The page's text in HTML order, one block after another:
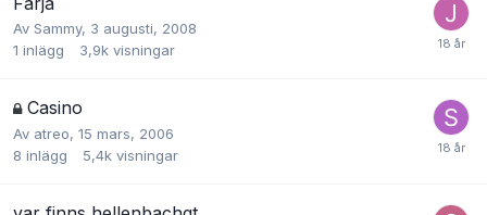
Av Sammy, 3 augusti, 2008
1 inlägg 3,9k visningar
Casino
Av atreo, 15 mars, 2006
8 inlägg 5,4k visningar